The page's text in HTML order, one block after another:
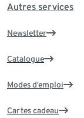
Autres services
Newsletter
Catalogue
Modes d’emploi
Cartes cadeau